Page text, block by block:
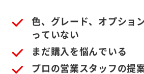
色、グレード、オプショ
っていない
まだ購入を悩んでいる
プロの営業スタッフの提